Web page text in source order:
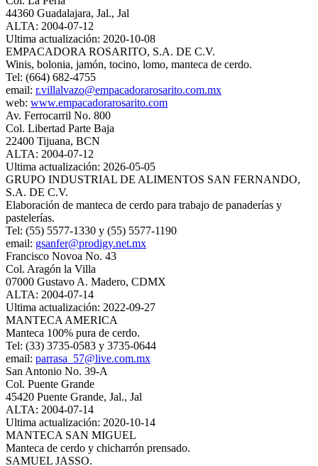
44360 Guadalajara, Jal., Jal
ALTA: 2004-07-12
Ultima actualización: 2020-10-08
EMPACADORA ROSARITO, S.A. DE C.V.
Winis, bolonia, jamón, tocino, lomo, manteca de cerdo.
Tel: (664) 682-4755
email: r.villalvazo@empacadorarosarito.com.mx
web: www.empacadorarosarito.com
Av. Ferrocarril No. 800
Col. Libertad Parte Baja
22400 Tijuana, BCN
ALTA: 2004-07-12
Ultima actualización: 2026-05-05
GRUPO INDUSTRIAL DE ALIMENTOS SAN FERNANDO,
S.A. DE C.V.
Elaboración de manteca de cerdo para trabajo de panaderías y
pastelerías.
Tel: (55) 5577-1330 y (55) 5577-1190
email: gsanfer@prodigy.net.mx
Francisco Novoa No. 43
Col. Aragón la Villa
07000 Gustavo A. Madero, CDMX
ALTA: 2004-07-14
Ultima actualización: 2022-09-27
MANTECA AMERICA
Manteca 100% pura de cerdo.
Tel: (33) 3735-0583 y 3735-0644
email: parrasa_57@live.com.mx
San Antonio No. 39-A
Col. Puente Grande
45420 Puente Grande, Jal., Jal
ALTA: 2004-07-14
Ultima actualización: 2020-10-14
MANTECA SAN MIGUEL
Manteca de cerdo y chicharrón prensado.
SAMUEL JASSO.